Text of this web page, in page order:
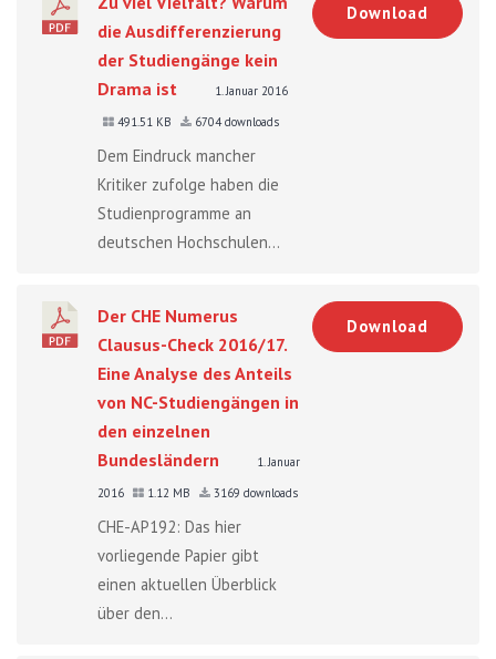
die Ausdifferenzierung
der Studiengänge kein
Drama ist
1. Januar 2016
491.51 KB
6704 downloads
Dem Eindruck mancher
Kritiker zufolge haben die
Studienprogramme an
deutschen Hochschulen...
Download
Der CHE Numerus
Clausus-Check 2016/17.
Eine Analyse des Anteils
von NC-Studiengängen in
den einzelnen
Bundesländern
1. Januar
2016
1.12 MB 3169 downloads
CHE-AP192: Das hier
vorliegende Papier gibt
einen aktuellen Überblick
über den...
Download